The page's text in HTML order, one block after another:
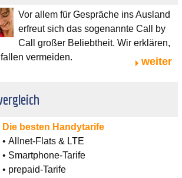
Vor allem für Gespräche ins Ausland
erfreut sich das sogenannte Call by
Call großer Beliebtheit. Wir erklären,
vermeiden.
weiter
Die besten Handytarife
• Allnet-Flats & LTE
• Smartphone-Tarife
• prepaid-Tarife